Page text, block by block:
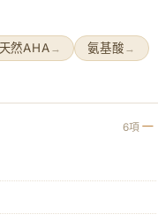
OSAJI
Refa
天然AHA → 氨基酸 →
6項